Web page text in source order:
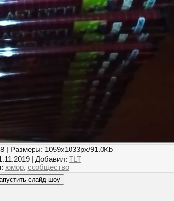
| Размеры: 1059x1033px/91.0Kb
| Добавил: TLT
: юмор, сообщество